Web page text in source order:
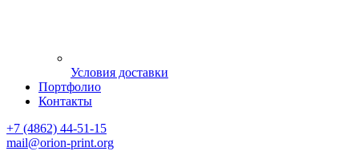
Условия доставки
Портфолио
Контакты
+7 (4862) 44-51-15
mail@orion-print.org